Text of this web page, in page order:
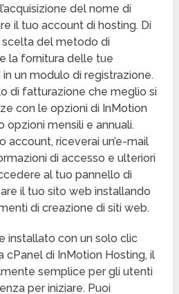
del nome di
il tuo account di hosting. Di
del metodo di
la fornitura delle tue
un modulo di registrazione.
di fatturazione che meglio si
con le opzioni di InMotion
opzioni mensili e annuali.
account, riceverai un’e-mail
di accesso e ulteriori
al tuo pannello di
il tuo sito web installando
di creazione di siti web.
installato con un solo clic
cPanel di InMotion Hosting, il
semplice per gli utenti
per iniziare. Puoi